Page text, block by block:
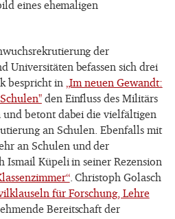
eines ehemaligen
der
Universitäten befassen sich drei
bespricht in „Im neuen Gewandt:
den Einfluss des Militärs
betont dabei die vielfältigen
an Schulen. Ebenfalls mit
an Schulen und der
Ismail Küpeli in seiner Rezension
. Christoph Golasch
für Forschung, Lehre
Bereitschaft der